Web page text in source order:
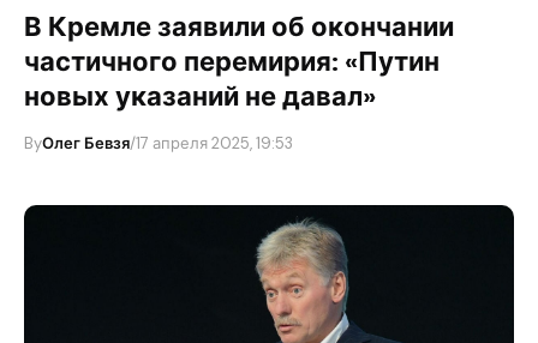
В Кремле заявили об окончании
частичного перемирия: «Путин
новых указаний не давал»
ByОлег Бевзя/17 апреля 2025, 19:53